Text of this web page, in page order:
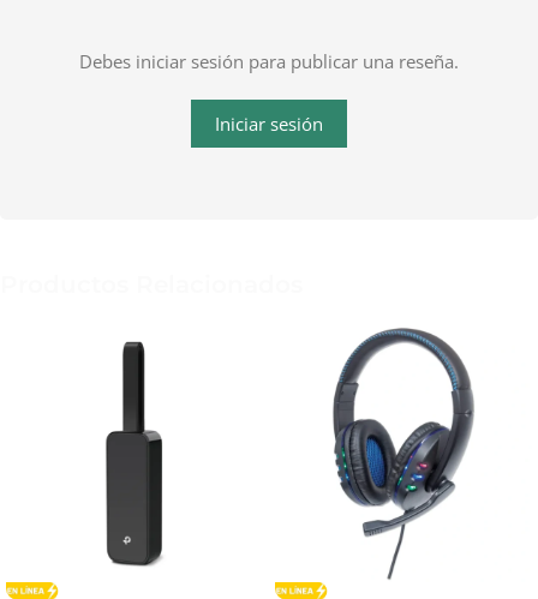
Debes iniciar sesión para publicar una reseña.
Iniciar sesión